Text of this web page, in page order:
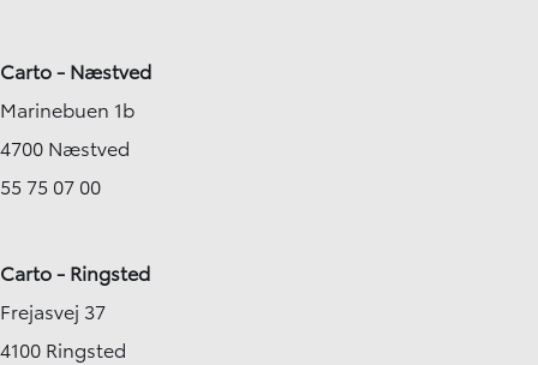
Carto - Næstved
Marinebuen 1b
4700 Næstved
55 75 07 00
Carto - Ringsted
Frejasvej 37
4100 Ringsted